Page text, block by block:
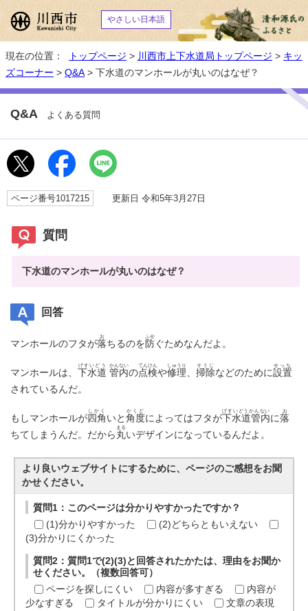
やさしい日本語
現在の位置： トップページ > 川西市上下水道局トップページ > キッ
ズコーナー > Q&A> 下水道のマンホールが丸いのはなぜ？
Q&A よくある質問
ページ番号1017215 更新日 令和5年3月27日
質問
下水道のマンホールが丸いのはなぜ？
回答
マンホールのフタが落
お
ちるのを 防
ふせ
ぐためなんだよ。
マンホールは、 下水道
げすいどう
管内
かんない
の点検
てんけん
や修理
しゅうり
、 掃除
そうじ
などのために設置
せっち
されているんだ。
もしマンホールが四角
しかく
いと 角度
かくど
によってはフタが下水道管内
げすいどうかんない
に落
お
ちてしまうんだ。だから 丸
まる
いデザインになっているんだよ。
より良いウェブサイトにするために、ページのご感想をお聞
かせください。
質問1：このページは分かりやすかったですか？
(1)分かりやすかった
(2)どちらともいえない
(3)分かりにくかった
質問2：質問1で(2)(3)と回答されたかたは、理由をお聞か
せください。（複数回答可）
ページを探しにくい
内容が多すぎる
内容が
少なすぎる
タイトルが分かりにくい
文章の表現